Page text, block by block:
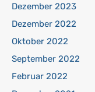
Dezember 2023
Dezember 2022
Oktober 2022
September 2022
Februar 2022